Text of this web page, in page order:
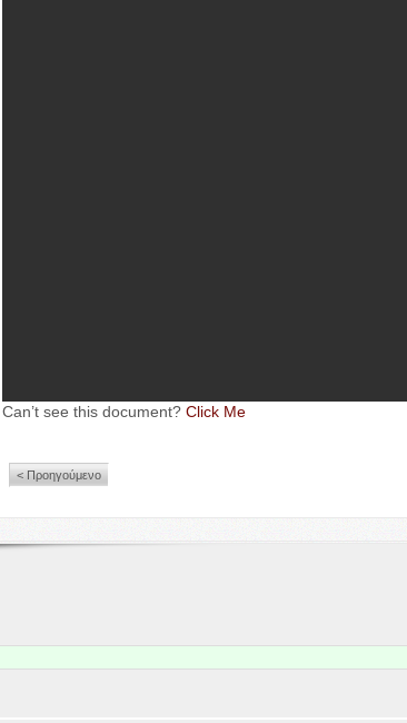
Can’t see this doc­u­ment? Click Me
< Προηγούμενο